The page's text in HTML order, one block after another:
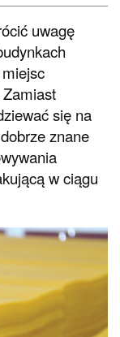
uwagę
się na
znane
w ciągu